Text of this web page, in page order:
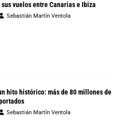
vuelos entre Canarias e Ibiza
Sebastián Martín Ventola
hito histórico: más de 80 millones de
Sebastián Martín Ventola